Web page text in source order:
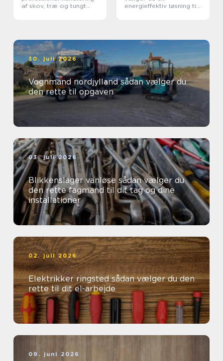
af skov, træ og tungt
energieffektiv løsning til
30. juli 2026
Vognmand nordjylland sådan vælger du
den rette til opgaven
03. juli 2026
Blikkenslager vanløse sådan vælger du
den rette fagmand til dit tag og dine
installationer
02. juli 2026
Elektrikker ringsted sådan vælger du den
rette til dit el-arbejde
09. juni 2026